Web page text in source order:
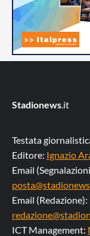
Stadionews .it
Testata
Editore: Ignazio
Email
Email (Redazione):
ICT Management: